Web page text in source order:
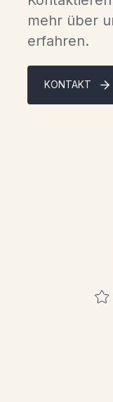
mehr über
erfahren.
KONTAKT